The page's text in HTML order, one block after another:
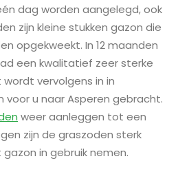
dag worden aangelegd, ook
zijn kleine stukken gazon die
opgekweekt. In 12 maanden
een kwalitatief zeer sterke
vervolgens in in
voor u naar Asperen gebracht.
weer aanleggen tot een
zijn de graszoden sterk
in gebruik nemen.